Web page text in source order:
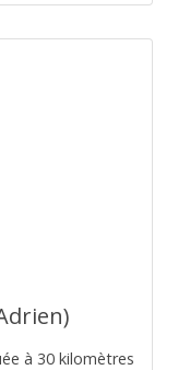
à 30 kilomètres